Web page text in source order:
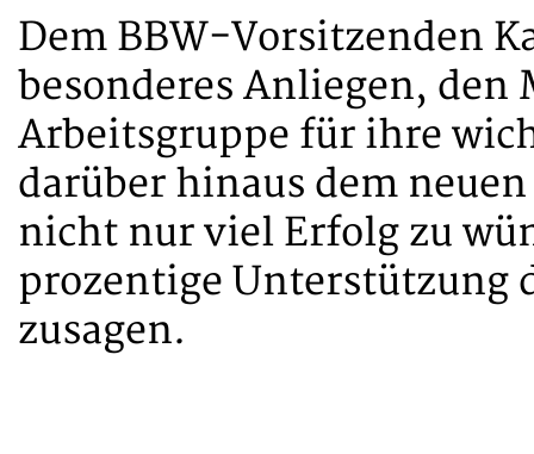
Dem BBW-Vorsitzenden
besonderes Anliegen,
Arbeitsgruppe für ihre
darüber hinaus dem
nicht nur viel Erfolg zu
prozentige Unterstützung
zusagen.